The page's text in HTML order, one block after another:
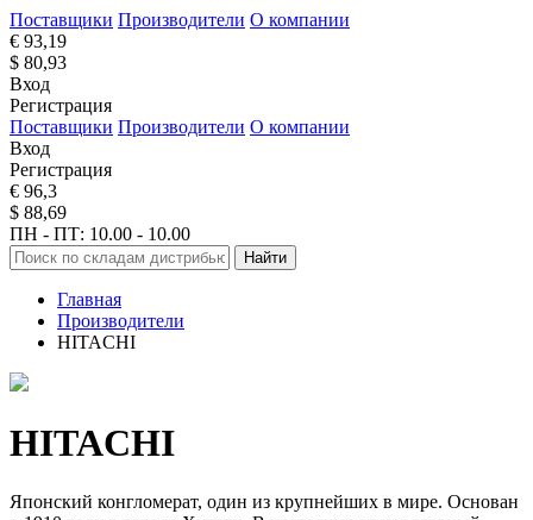
Поставщики Производители О компании
€ 93,19
$ 80,93
Вход
Регистрация
Поставщики Производители О компании
Вход
Регистрация
€ 96,3
$ 88,69
ПН - ПТ: 10.00 - 10.00
Найти
Главная
Производители
HITACHI
HITACHI
Японский конгломерат, один из крупнейших в мире. Основан